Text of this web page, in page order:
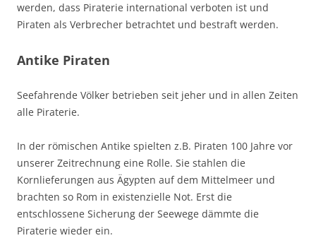
werden, dass Piraterie international verboten ist und
Piraten als Verbrecher betrachtet und bestraft werden.
Antike Piraten
Seefahrende Völker betrieben seit jeher und in allen Zeiten
alle Piraterie.
In der römischen Antike spielten z.B. Piraten 100 Jahre vor
unserer Zeitrechnung eine Rolle. Sie stahlen die
Kornlieferungen aus Ägypten auf dem Mittelmeer und
brachten so Rom in existenzielle Not. Erst die
entschlossene Sicherung der Seewege dämmte die
Piraterie wieder ein.